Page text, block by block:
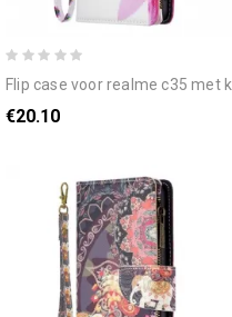
flip case voor realme c35 met ketting zip bloemenriem zak
€20.10